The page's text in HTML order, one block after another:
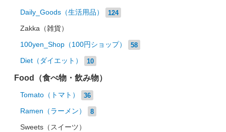
Daily_Goods（生活用品） 124
Zakka（雑貨）
100yen_Shop（100円ショップ） 58
Diet（ダイエット） 10
Food（食べ物・飲み物）
Tomato（トマト） 36
Ramen（ラーメン） 8
Sweets（スイーツ）